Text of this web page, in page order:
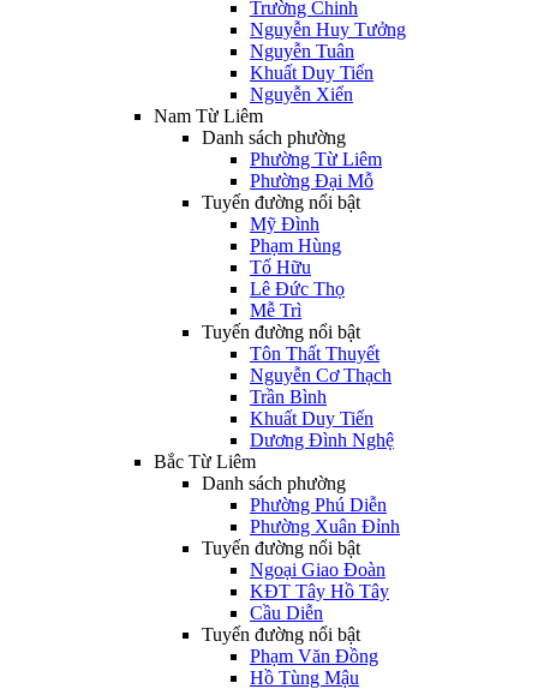
Trường Chinh
Nguyễn Huy Tưởng
Nguyễn Tuân
Khuất Duy Tiến
Nguyễn Xiển
Nam Từ Liêm
Danh sách phường
Phường Từ Liêm
Phường Đại Mỗ
Tuyến đường nổi bật
Mỹ Đình
Phạm Hùng
Tố Hữu
Lê Đức Thọ
Mễ Trì
Tuyến đường nổi bật
Tôn Thất Thuyết
Nguyễn Cơ Thạch
Trần Bình
Khuất Duy Tiến
Dương Đình Nghệ
Bắc Từ Liêm
Danh sách phường
Phường Phú Diễn
Phường Xuân Đỉnh
Tuyến đường nổi bật
Ngoại Giao Đoàn
KĐT Tây Hồ Tây
Cầu Diễn
Tuyến đường nổi bật
Phạm Văn Đồng
Hồ Tùng Mậu